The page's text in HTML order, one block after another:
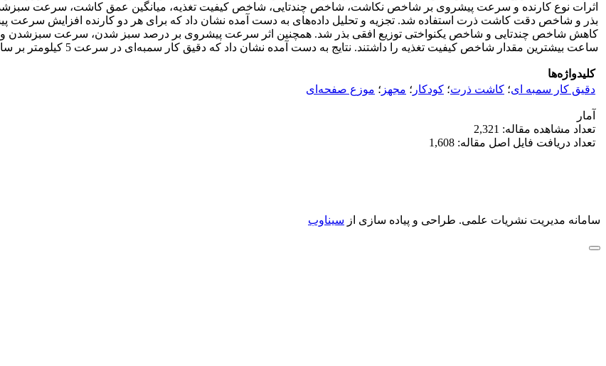
اثرات نوع کارنده و سرعت پیشروی بر شاخص نکاشت، شاخص چندتایی، شاخص کیفیت تغذیه، میانگین عمق کاشت، سرعت
بذر و شاخص دقت کاشت ذرت استفاده شد. تجزیه و تحلیل داده‌های به دست آمده نشان داد که برای هر دو کارنده افزایش
ساعت بیشترین مقدار شاخص کیفیت تغذیه را داشتند. نتایج به دست آمده نشان داد که دقیق کار سمبه‌ای در سرعت 5 کیلومتر بر ساعت دارای بهترین عملکرد بوده است
کلیدواژه‌ها
دقیق کار سمبه ای؛ کاشت ذرت؛ کودکار ؛ مجهز ؛ موزع صفحه‌ای
آمار
تعداد مشاهده مقاله: 2,321
تعداد دریافت فایل اصل مقاله: 1,608
سامانه مدیریت نشریات علمی. طراحی و پیاده سازی از سیناوب